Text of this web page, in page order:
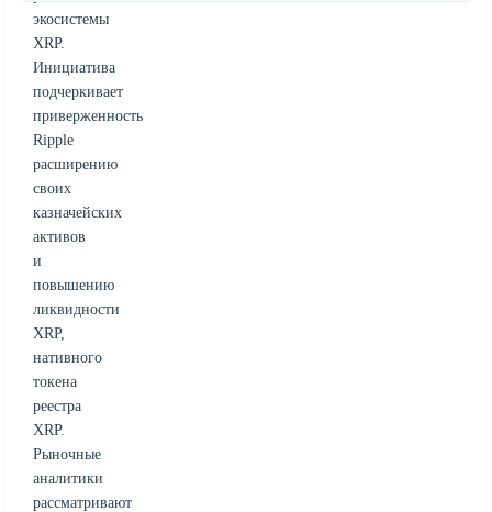
экосистемы
XRP.
Инициатива
подчеркивает
приверженность
Ripple
расширению
своих
казначейских
активов
и
повышению
ликвидности
XRP,
нативного
токена
реестра
XRP.
Рыночные
аналитики
рассматривают